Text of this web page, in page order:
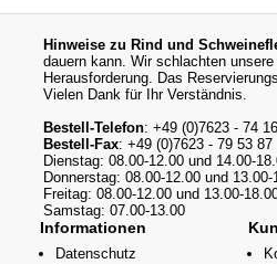
Hinweise zu Rind und
dauern kann. Wir schlachten
Herausforderung. Das
Vielen Dank für Ihr Verständnis.
Bestell-Telefon: +49 (0)7623 - 74
Bestell-Fax: +49 (0)7623 - 79 53 87
Dienstag: 08.00-12.00 und 14.00-
Donnerstag: 08.00-12.00 und 13.00-
Freitag: 08.00-12.00 und 13.00-
Samstag: 07.00-13.00
Informationen
Datenschutz